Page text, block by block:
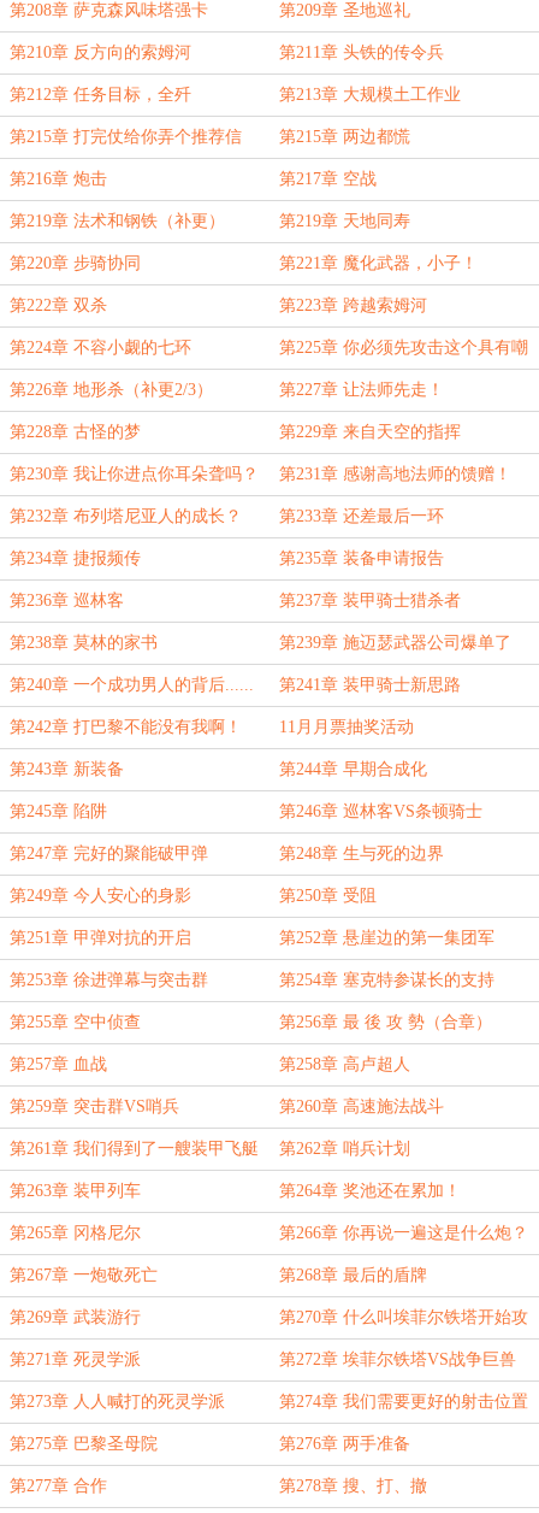
第208章 萨克森风味塔强卡 第209章 圣地巡礼
第210章 反方向的索姆河 第211章 头铁的传令兵
第212章 任务目标，全歼 第213章 大规模土工作业
第215章 打完仗给你弄个推荐信 第215章 两边都慌
第216章 炮击 第217章 空战
第219章 法术和钢铁（补更） 第219章 天地同寿
第220章 步骑协同 第221章 魔化武器，小子！
第222章 双杀 第223章 跨越索姆河
第224章 不容小觑的七环 第225章 你必须先攻击这个具有嘲
讽的目标（补更1/3）
第226章 地形杀（补更2/3） 第227章 让法师先走！
第228章 古怪的梦 第229章 来自天空的指挥
第230章 我让你进点你耳朵聋吗？
（补更3/3）
第231章 感谢高地法师的馈赠！
第232章 布列塔尼亚人的成长？ 第233章 还差最后一环
第234章 捷报频传 第235章 装备申请报告
第236章 巡林客 第237章 装甲骑士猎杀者
第238章 莫林的家书 第239章 施迈瑟武器公司爆单了
第240章 一个成功男人的背后...... 第241章 装甲骑士新思路
第242章 打巴黎不能没有我啊！ 11月月票抽奖活动
第243章 新装备 第244章 早期合成化
第245章 陷阱 第246章 巡林客VS条顿骑士
第247章 完好的聚能破甲弹 第248章 生与死的边界
第249章 今人安心的身影 第250章 受阻
第251章 甲弹对抗的开启 第252章 悬崖边的第一集团军
第253章 徐进弹幕与突击群 第254章 塞克特参谋长的支持
第255章 空中侦查 第256章 最 後 攻 勢（合章）
第257章 血战 第258章 高卢超人
第259章 突击群VS哨兵 第260章 高速施法战斗
第261章 我们得到了一艘装甲飞艇
的支援
第262章 哨兵计划
第263章 装甲列车 第264章 奖池还在累加！
第265章 冈格尼尔 第266章 你再说一遍这是什么炮？
（补更1/3）
第267章 一炮敬死亡 第268章 最后的盾牌
第269章 武装游行 第270章 什么叫埃菲尔铁塔开始攻
击了？
第271章 死灵学派 第272章 埃菲尔铁塔VS战争巨兽
第273章 人人喊打的死灵学派 第274章 我们需要更好的射击位置
第275章 巴黎圣母院 第276章 两手准备
第277章 合作 第278章 搜、打、撤